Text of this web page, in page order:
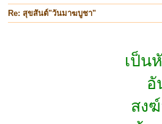
Re: สุขสันต์"วันมาฆบูชา"
เป็น
อั
สง